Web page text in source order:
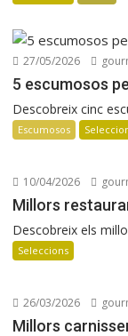
27/05/2026
5 escumosos
Descobreix cinc
Escumosos
10/04/2026
Millors
Descobreix els
Seleccions
26/03/2026
Millors